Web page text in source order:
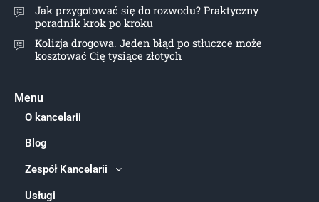
Jak przygotować się do rozwodu? Praktyczny
poradnik krok po kroku
Kolizja drogowa. Jeden błąd po stłuczce może
kosztować Cię tysiące złotych
Menu
O kancelarii
Blog
Zespół Kancelarii
Usługi